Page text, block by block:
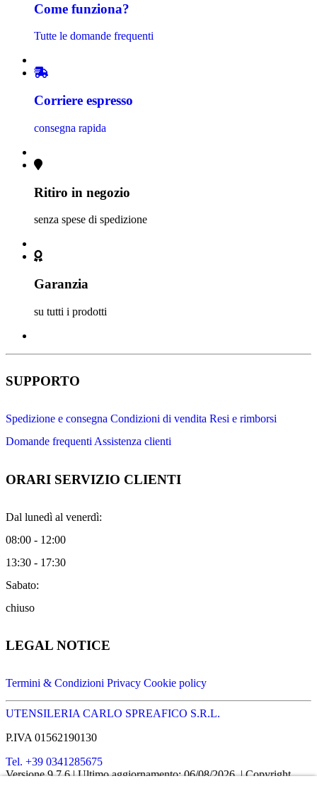
Come funziona?
Tutte le domande frequenti
Corriere espresso
consegna rapida
Ritiro in negozio
senza spese di spedizione
Garanzia
su tutti i prodotti
SUPPORTO
Spedizione e consegna Condizioni di vendita Resi e rimborsi
Domande frequenti Assistenza clienti
ORARI SERVIZIO CLIENTI
Dal lunedì al venerdì:
08:00 - 12:00
13:30 - 17:30
Sabato:
chiuso
LEGAL NOTICE
Termini & Condizioni Privacy Cookie policy
UTENSILERIA CARLO SPREAFICO S.R.L.
P.IVA 01562190130
Tel. +39 0341285675
Versione 9.7.6 | Ultimo aggiornamento: 06/08/2026 | Copyright